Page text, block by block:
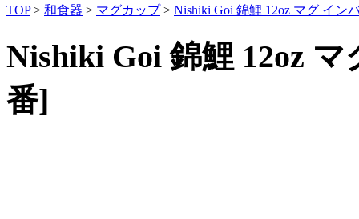
TOP> 和食器 > マグカップ> Nishiki Goi 錦鯉 12oz マグ イン
Nishiki Goi 錦鯉 12oz
番]